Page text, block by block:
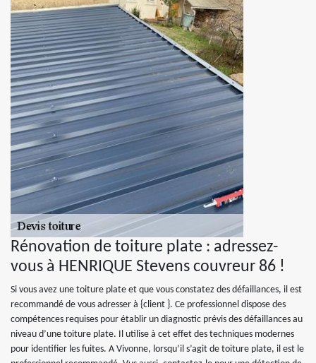
Rénovation de toiture plate : adressez-
vous à HENRIQUE Stevens couvreur 86 !
Si vous avez une toiture plate et que vous constatez des défaillances, il est
recommandé de vous adresser à {client }. Ce professionnel dispose des
compétences requises pour établir un diagnostic prévis des défaillances au
niveau d’une toiture plate. Il utilise à cet effet des techniques modernes
pour identifier les fuites. A Vivonne, lorsqu’il s’agit de toiture plate, il est le